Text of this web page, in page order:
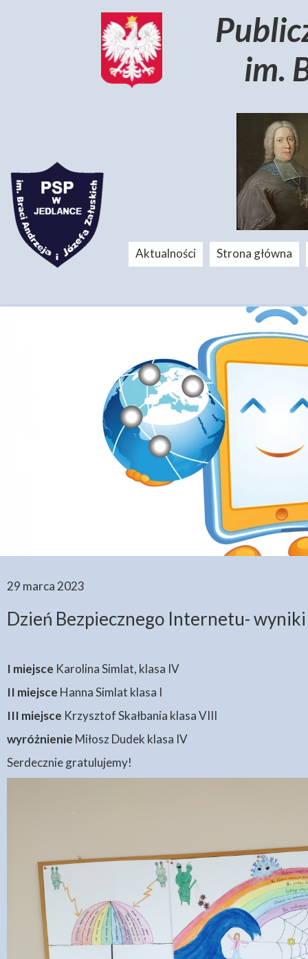
29 marca 2023
Dzień Bezpiecznego Internetu-
I miejsce Karolina Simlat, klasa IV
II miejsce Hanna Simlat klasa I
III miejsce Krzysztof Skałbania klasa VIII
wyróżnienie Miłosz Dudek klasa IV
Serdecznie gratulujemy!
Aktualności Strona główna
im.